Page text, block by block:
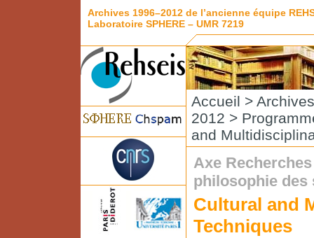
Archives 1996–2012 de l’ancienne équipe
Laboratoire SPHERE – UMR 7219
Accueil > Archives
2012 >
and
Axe
philosophie des
Cultural and
Techniques